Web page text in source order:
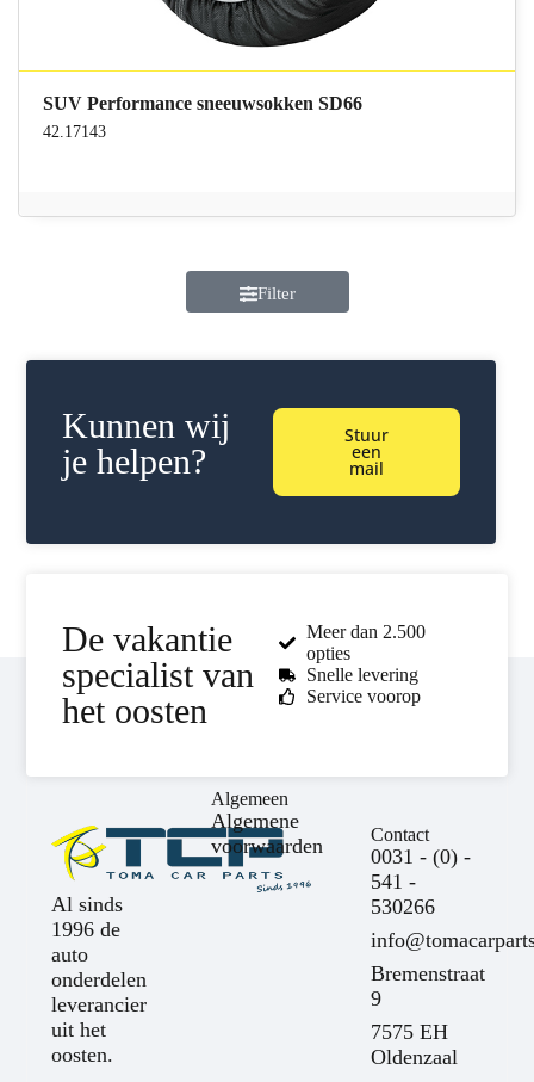
SUV Performance sneeuwsokken SD66
42.17143
Filter
Kunnen wij
je helpen?
Stuur
een
mail
De vakantie
specialist van
het oosten
Meer dan 2.500
opties
Snelle levering
Service voorop
Al sinds
1996 de
auto
onderdelen
leverancier
uit het
oosten.
Algemeen
Algemene
voorwaarden
Contact
0031 - (0) -
541 -
530266
Bremenstraat
9
7575 EH
Oldenzaal